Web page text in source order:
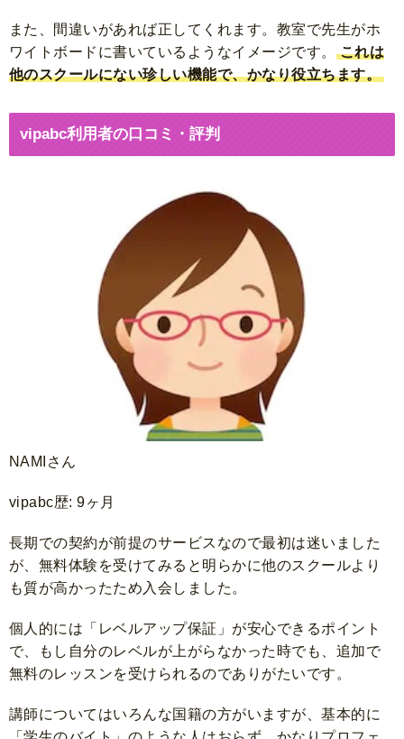
また、間違いがあれば正してくれます。教室で先生がホ
ワイトボードに書いているようなイメージです。
これは
他のスクールにない珍しい機能で、かなり役立ちます。
vipabc利用者の口コミ・評判
NAMIさん
vipabc歴: 9ヶ月
長期での契約が前提のサービスなので最初は迷いました
が、無料体験を受けてみると明らかに他のスクールより
も質が高かったため入会しました。
個人的には「レベルアップ保証」が安心できるポイント
で、もし自分のレベルが上がらなかった時でも、追加で
無料のレッスンを受けられるのでありがたいです。
講師についてはいろんな国籍の方がいますが、基本的に